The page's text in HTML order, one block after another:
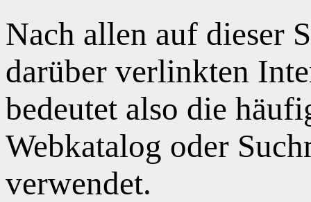
Nach allen auf dieser
darüber verlinkten
bedeutet also die
Webkatalog oder
verwendet.